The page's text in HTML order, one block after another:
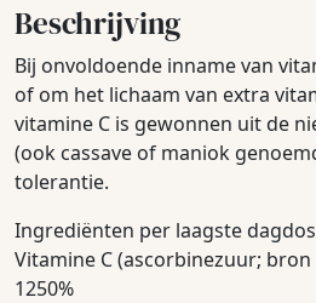
Beschrijving
Bij onvoldoende inname van
of om het lichaam van extra
vitamine C is gewonnen uit de
(ook cassave of maniok
tolerantie.
Ingrediënten per laagste
Vitamine C (ascorbinezuur; bron
1250%